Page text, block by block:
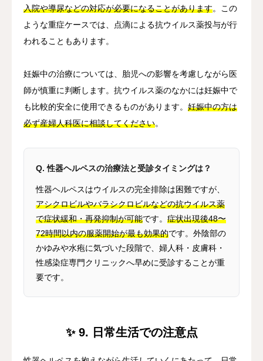
入院や導尿などの対応が必要になることがあります。この
ような重症ケースでは、点滴による抗ウイルス薬投与が行
われることもあります。
妊娠中の治療については、胎児への影響を考慮しながら医
師が慎重に判断します。抗ウイルス薬のなかには妊娠中で
も比較的安全に使用できるものがあります。 妊娠中の方は
必ず産婦人科医に相談してください。
Q. 性器ヘルペスの治療法と受診タイミングは？
性器ヘルペスはウイルスの完全排除は困難ですが、
アシクロビルやバラシクロビルなどの抗ウイルス薬
で症状緩和・再発抑制が可能です。 症状出現後48〜
72時間以内の服薬開始が最も効果的です。外陰部の
かゆみや水疱に気づいた段階で、婦人科・皮膚科・
性感染症専門クリニックへ早めに受診することが重
要です。
✨ 9. 日常生活での注意点